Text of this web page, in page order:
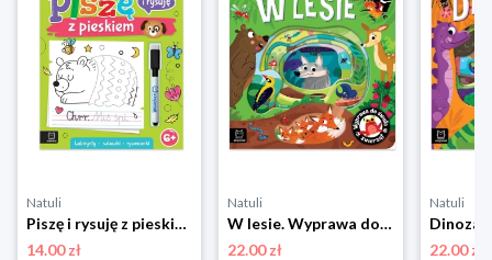
Natuli
Piszę i rysuję z pieskiem. Labirynty, szlaczki, rysowanki. Ścieralny pisak Aksjomat
14.00 zł
Natuli
W lesie. Wyprawa do świata zwierząt Aksjomat
22.00 zł
Natuli
22.00 zł